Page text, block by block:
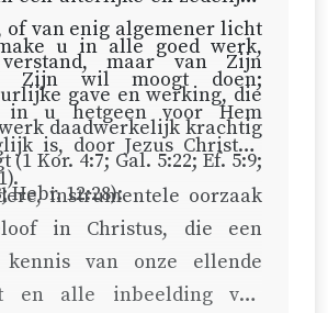
of van enig algemener licht
maar van Zijn
gave en werking, die
daadwerkelijk krachtig
(1 Kor. 4:7;Gal. 5:22;Ef. 5:9;
;Hebr. 12:28):
u in alle goed werk,
Zijn wil moogt doen;
in u hetgeen voor Hem
is, door Jezus Christus’
instrumentele oorzaak
in Christus, die een
van onze ellende
en alle inbeelding van